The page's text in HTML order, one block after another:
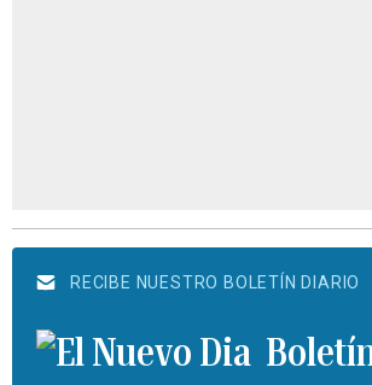
RECIBE NUESTRO BOLETÍN DIARIO